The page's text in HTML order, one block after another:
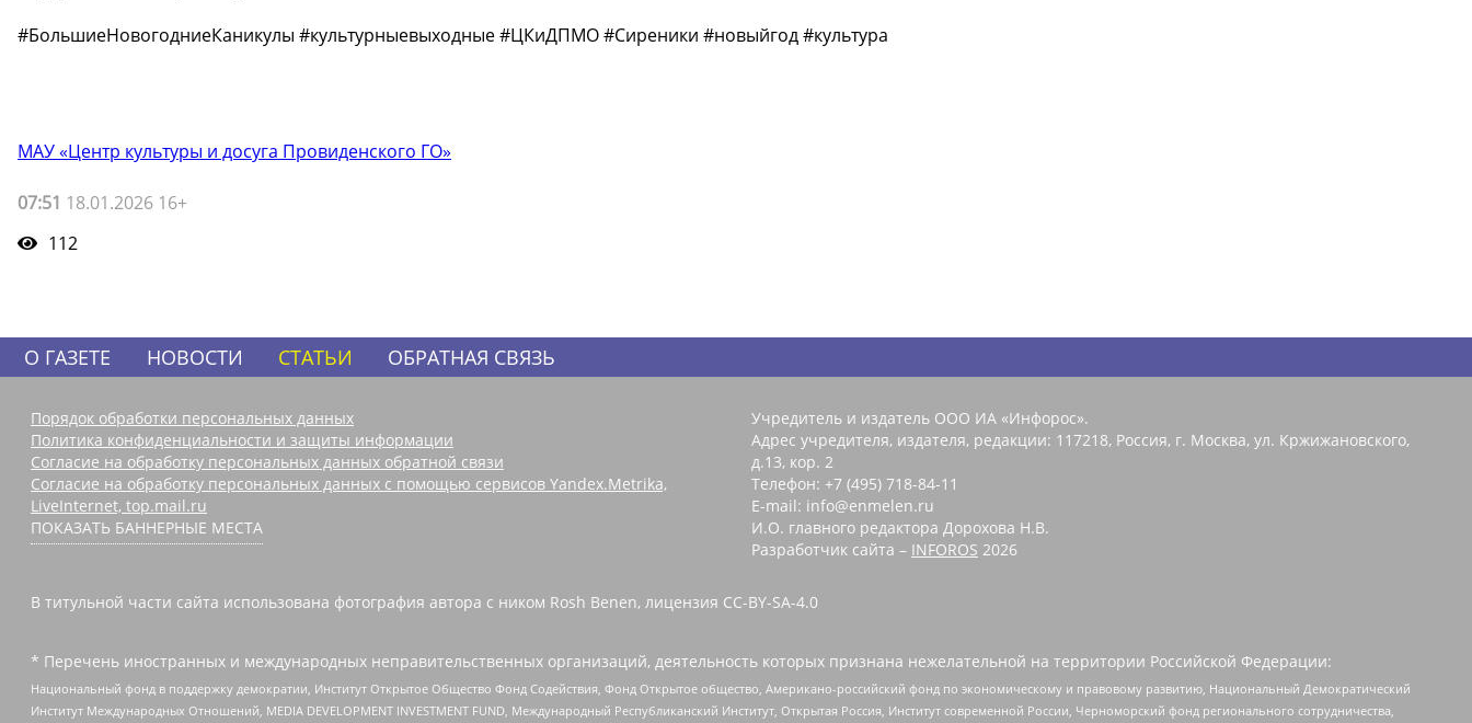
#БольшиеНовогодниеКаникулы #культурныевыходные #ЦКиДПМО #Сиреники #новыйгод #культура
МАУ «Центр культуры и досуга Провиденского ГО»
07:51 18.01.2026 16+
112
О ГАЗЕТЕ НОВОСТИ СТАТЬИ ОБРАТНАЯ СВЯЗЬ
Порядок обработки персональных данных
Политика конфиденциальности и защиты информации
Согласие на обработку персональных данных обратной связи
Согласие на обработку персональных данных с помощью сервисов Yandex.Metrika,
LiveInternet, top.mail.ru
ПОКАЗАТЬ БАННЕРНЫЕ МЕСТА
Учредитель и издатель ООО ИА «Инфорос».
Адрес учредителя, издателя, редакции: 117218, Россия, г. Москва, ул. Кржижановского,
д.13, кор. 2
Телефон: +7 (495) 718-84-11
E-mail: info@enmelen.ru
И.О. главного редактора Дорохова Н.В.
Разработчик сайта – INFOROS 2026
В титульной части сайта использована фотография автора с ником Rosh Benen, лицензия CC-BY-SA-4.0
* Перечень иностранных и международных неправительственных организаций, деятельность которых признана нежелательной на территории Российской Федерации:
Национальный фонд в поддержку демократии, Институт Открытое Общество Фонд Содействия, Фонд Открытое общество, Американо-российский фонд по экономическому и правовому развитию, Национальный Демократический
Институт Международных Отношений, MEDIA DEVELOPMENT INVESTMENT FUND, Международный Республиканский Институт, Открытая Россия, Институт современной России, Черноморский фонд регионального сотрудничества,